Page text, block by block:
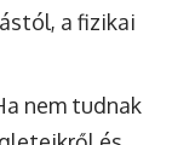
a fizikai
nem tudnak